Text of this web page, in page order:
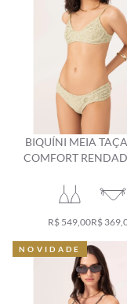
BIQUÍNI MEIA
COMFORT
R$ 549,00R$
NOVIDADE
NOVIDADE